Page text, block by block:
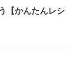
【かんたんレシ